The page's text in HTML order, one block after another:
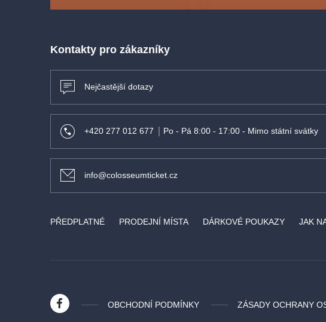
Kontakty pro zákazníky
Nejčastější dotazy
+420 277 012 677 Po - Pá 8:00 - 17:00 - Mimo státní svátky
info@colosseumticket.cz
PŘEDPLATNÉ PRODEJNÍ MÍSTA DÁRKOVÉ POUKAZY JAK
OBCHODNÍ PODMÍNKY ZÁSADY OCHRANY